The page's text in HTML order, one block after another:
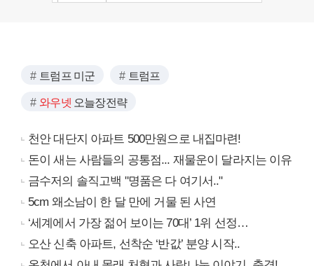
트럼프 미군 트럼프
와우넷 오늘장전략
천안 대단지 아파트 500만원으로 내집마련!
돈이 새는 사람들의 공통점... 재물운이 달라지는 이유
금수저의 솔직고백 "명품은 다 여기서.."
5cm 왜소남이 한 달 만에 거물 된 사연
‘세계에서 가장 젊어 보이는 70대’ 1위 선정…
오산 신축 아파트, 선착순 ‘반값’ 분양 시작..